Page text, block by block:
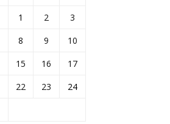
1 2
3
8 9
10
15 16
17
22 23
24